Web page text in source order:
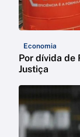
Economia
Por dívida de
Justiça